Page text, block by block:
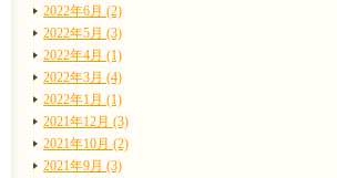
2022年6月 (2)
2022年5月 (3)
2022年4月 (1)
2022年3月 (4)
2022年1月 (1)
2021年12月 (3)
2021年10月 (2)
2021年9月 (3)